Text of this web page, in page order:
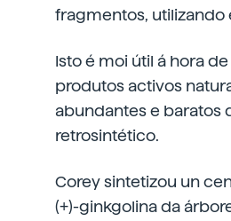
fragmentos, utilizando
Isto é moi útil á hora
produtos activos
abundantes e baratos
retrosintético.
Corey sintetizou un
(+)-ginkgolina da